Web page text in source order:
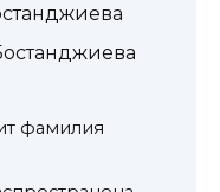
фамилия